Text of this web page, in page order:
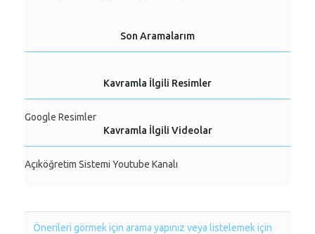
Son Aramalarım
Kavramla İlgili Resimler
Google Resimler
Kavramla İlgili Videolar
Açıköğretim Sistemi Youtube Kanalı
Önerileri görmek için arama yapınız veya listelemek için